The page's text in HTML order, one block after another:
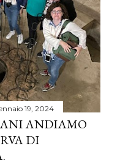
19, 2024
ANDIAMO
DI